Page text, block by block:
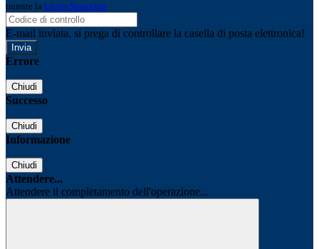
tramite la Login Spaggiari
E-mail inviata, si prega di controllare la casella di posta elettronica!
Errore
Chiudi
Successo
Chiudi
Informazione
Chiudi
Attendere...
Attendere il completamento dell'operazione...